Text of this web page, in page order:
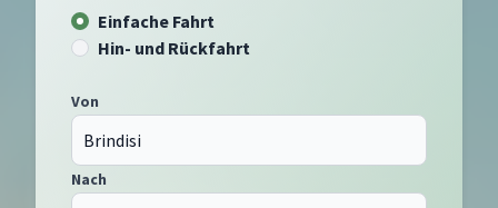
Einfache Fahrt
Hin- und Rückfahrt
Von
Nach